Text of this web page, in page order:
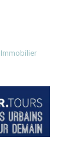
Immobilier